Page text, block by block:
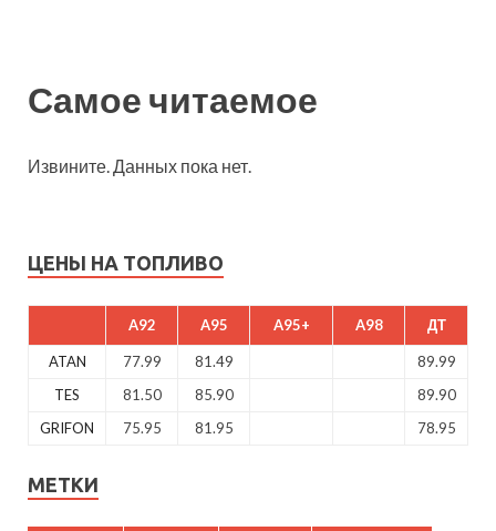
Самое читаемое
Извините. Данных пока нет.
ЦЕНЫ НА ТОПЛИВО
A92 A95 A95+ A98 ДТ
ATAN 77.99 81.49
89.99
TES
81.50 85.90
89.90
GRIFON
75.95 81.95 78.95
МЕТКИ